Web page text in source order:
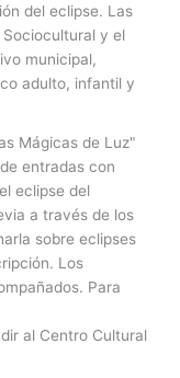
del eclipse. Las
y el
municipal,
adulto, infantil y
Mágicas de Luz"
entradas con
eclipse del
a través de los
sobre eclipses
Los
Para
al Centro Cultural